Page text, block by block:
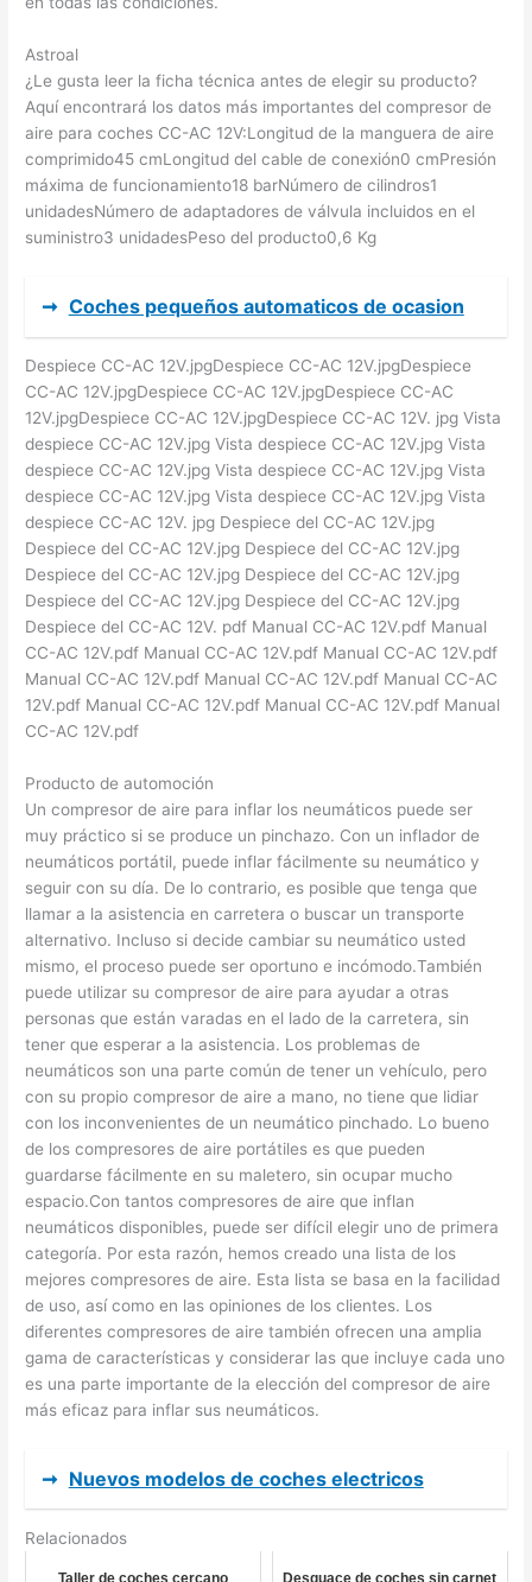
Astroal
¿Le gusta leer la ficha técnica antes de elegir su producto?
Aquí encontrará los datos más importantes del compresor de
aire para coches CC-AC 12V:Longitud de la manguera de aire
comprimido45 cmLongitud del cable de conexión0 cmPresión
máxima de funcionamiento18 barNúmero de cilindros1
unidadesNúmero de adaptadores de válvula incluidos en el
suministro3 unidadesPeso del producto0,6 Kg
➞ Coches pequeños automaticos de ocasion
Despiece CC-AC 12V.jpgDespiece CC-AC 12V.jpgDespiece
CC-AC 12V.jpgDespiece CC-AC 12V.jpgDespiece CC-AC
12V.jpgDespiece CC-AC 12V.jpgDespiece CC-AC 12V. jpg Vista
despiece CC-AC 12V.jpg Vista despiece CC-AC 12V.jpg Vista
despiece CC-AC 12V.jpg Vista despiece CC-AC 12V.jpg Vista
despiece CC-AC 12V.jpg Vista despiece CC-AC 12V.jpg Vista
despiece CC-AC 12V. jpg Despiece del CC-AC 12V.jpg
Despiece del CC-AC 12V.jpg Despiece del CC-AC 12V.jpg
Despiece del CC-AC 12V.jpg Despiece del CC-AC 12V.jpg
Despiece del CC-AC 12V.jpg Despiece del CC-AC 12V.jpg
Despiece del CC-AC 12V. pdf Manual CC-AC 12V.pdf Manual
CC-AC 12V.pdf Manual CC-AC 12V.pdf Manual CC-AC 12V.pdf
Manual CC-AC 12V.pdf Manual CC-AC 12V.pdf Manual CC-AC
12V.pdf Manual CC-AC 12V.pdf Manual CC-AC 12V.pdf Manual
CC-AC 12V.pdf
Producto de automoción
Un compresor de aire para inflar los neumáticos puede ser
muy práctico si se produce un pinchazo. Con un inflador de
neumáticos portátil, puede inflar fácilmente su neumático y
seguir con su día. De lo contrario, es posible que tenga que
llamar a la asistencia en carretera o buscar un transporte
alternativo. Incluso si decide cambiar su neumático usted
mismo, el proceso puede ser oportuno e incómodo.También
puede utilizar su compresor de aire para ayudar a otras
personas que están varadas en el lado de la carretera, sin
tener que esperar a la asistencia. Los problemas de
neumáticos son una parte común de tener un vehículo, pero
con su propio compresor de aire a mano, no tiene que lidiar
con los inconvenientes de un neumático pinchado. Lo bueno
de los compresores de aire portátiles es que pueden
guardarse fácilmente en su maletero, sin ocupar mucho
espacio.Con tantos compresores de aire que inflan
neumáticos disponibles, puede ser difícil elegir uno de primera
categoría. Por esta razón, hemos creado una lista de los
mejores compresores de aire. Esta lista se basa en la facilidad
de uso, así como en las opiniones de los clientes. Los
diferentes compresores de aire también ofrecen una amplia
gama de características y considerar las que incluye cada uno
es una parte importante de la elección del compresor de aire
más eficaz para inflar sus neumáticos.
➞ Nuevos modelos de coches electricos
Relacionados
Taller de coches cercano Desguace de coches sin carnet